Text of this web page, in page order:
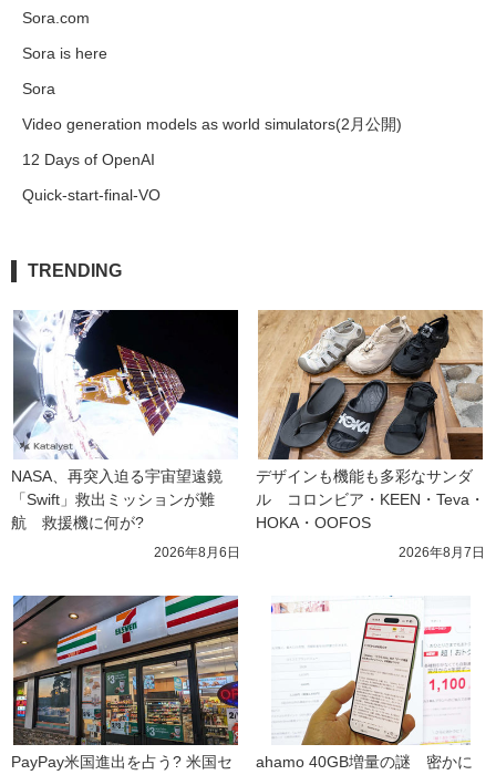
Sora.com
Sora is here
Sora
Video generation models as world simulators(2月公開)
12 Days of OpenAI
Quick-start-final-VO
TRENDING
NASA、再突入迫る宇宙望遠鏡
「Swift」救出ミッションが難
航　救援機に何が?
2026年8月6日
デザインも機能も多彩なサンダ
ル　コロンビア・KEEN・Teva・
HOKA・OOFOS
2026年8月7日
PayPay米国進出を占う? 米国セ ahamo 40GB増量の謎　密かに